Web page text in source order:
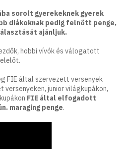
sorolt gyerekeknek gyerek
diákoknak pedig felnőtt penge,
ajánljuk.
hobbi vívók és válogatott
FIE által szervezett versenyek
versenyeken, junior világkupákon,
FIE által elfogadott
maraging penge.